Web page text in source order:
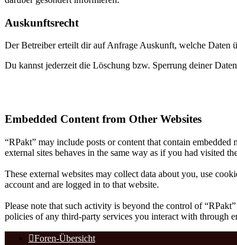
Auskunftsrecht
Der Betreiber erteilt dir auf Anfrage Auskunft, welche Daten
Du kannst jederzeit die Löschung bzw. Sperrung deiner
Embedded Content from Other Websites
“RPakt” may include posts or content that contain
external sites behaves in the same way as if you had visited
These external websites may collect data about you, use
account and are logged in to that website.
Please note that such activity is beyond the control of
policies of any third-party services you interact with through
Foren-Übersicht